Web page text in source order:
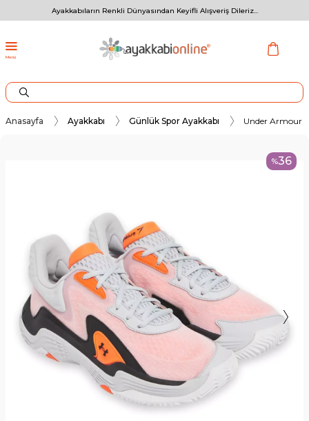
Ayakkabıların Renkli Dünyasından Keyifli Alışveriş Dileriz...
Menü
Anasayfa Ayakkabı Günlük Spor Ayakkabı Under Armour
%36